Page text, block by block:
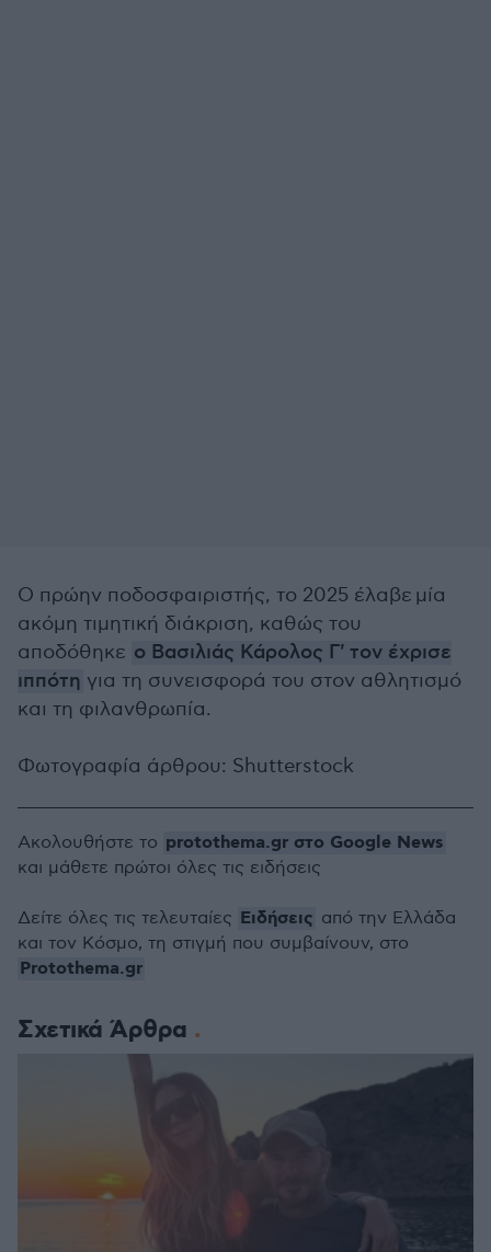
Ο πρώην ποδοσφαιριστής, το 2025 έλαβε μία
ακόμη τιμητική διάκριση, καθώς του
αποδόθηκε ο Βασιλιάς Κάρολος Γ' τον έχρισε
ιππότη για τη συνεισφορά του στον αθλητισμό
και τη φιλανθρωπία.
Φωτογραφία άρθρου: Shutterstock
Σχετικά Άρθρα
Ακολουθήστε το protothema.gr στο Google News
και μάθετε πρώτοι όλες τις ειδήσεις
Δείτε όλες τις τελευταίες Ειδήσεις από την Ελλάδα
και τον Κόσμο, τη στιγμή που συμβαίνουν, στο
Protothema.gr